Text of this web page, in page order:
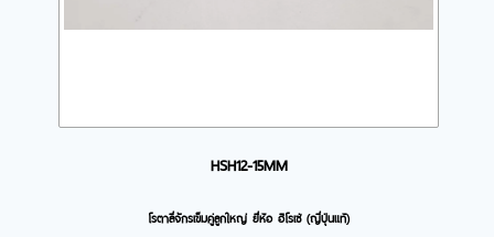
HSH12-15MM
โรตาลี่จักรเข็มคู่ลูกใหญ่ ยี่่ห้อ ฮิโรเซ่ (ญี่ปุ่นแท้)